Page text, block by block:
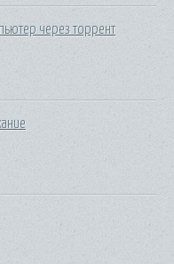
через торрент